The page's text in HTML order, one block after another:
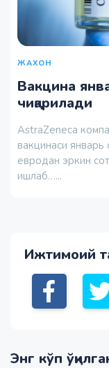
ЖАХОН
Вакцина
чиқарилади
AstraZeneca
вакцинаси
евродан эркин
ишлаб…...
Ижтимоий
Энг кўп